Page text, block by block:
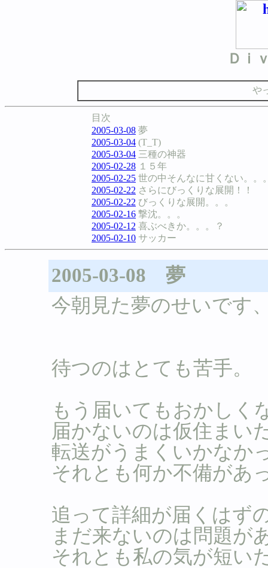
Ｄｉ
や
目次
2005-03-08 夢
2005-03-04 (T_T)
2005-03-04 三種の神器
2005-02-28 １５年
2005-02-25 世の中そんなに甘くない。。
2005-02-22 さらにびっくりな展開！！
2005-02-22 びっくりな展開。。。
2005-02-16 撃沈。。。
2005-02-12 喜ぶべきか。。。？
2005-02-10 サッカー
2005-03-08 夢
今朝見た夢のせいです
待つのはとても苦手。
もう届いてもおかしく
届かないのは仮住まい
転送がうまくいかなか
それとも何か不備があ
追って詳細が届くはず
まだ来ないのは問題が
それとも私の気が短い